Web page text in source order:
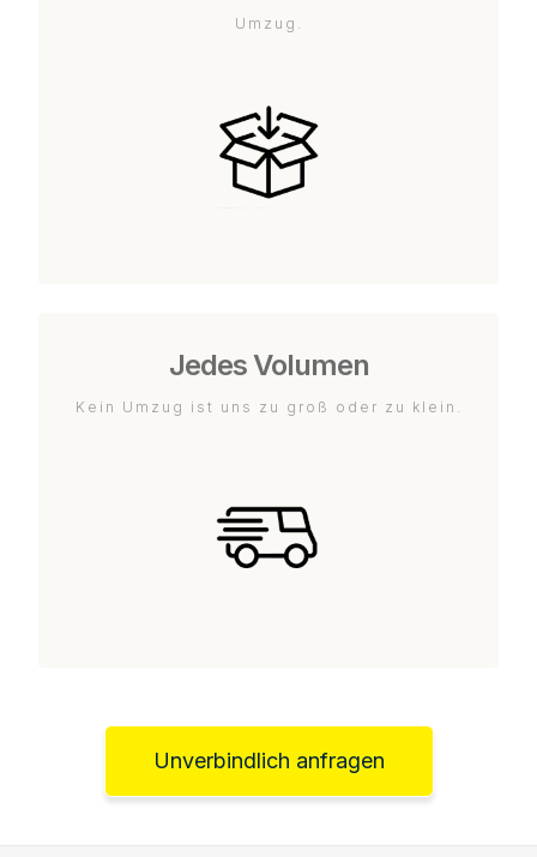
Umzug.
Jedes Volumen
Kein Umzug ist uns zu groß oder zu klein.
Unverbindlich anfragen